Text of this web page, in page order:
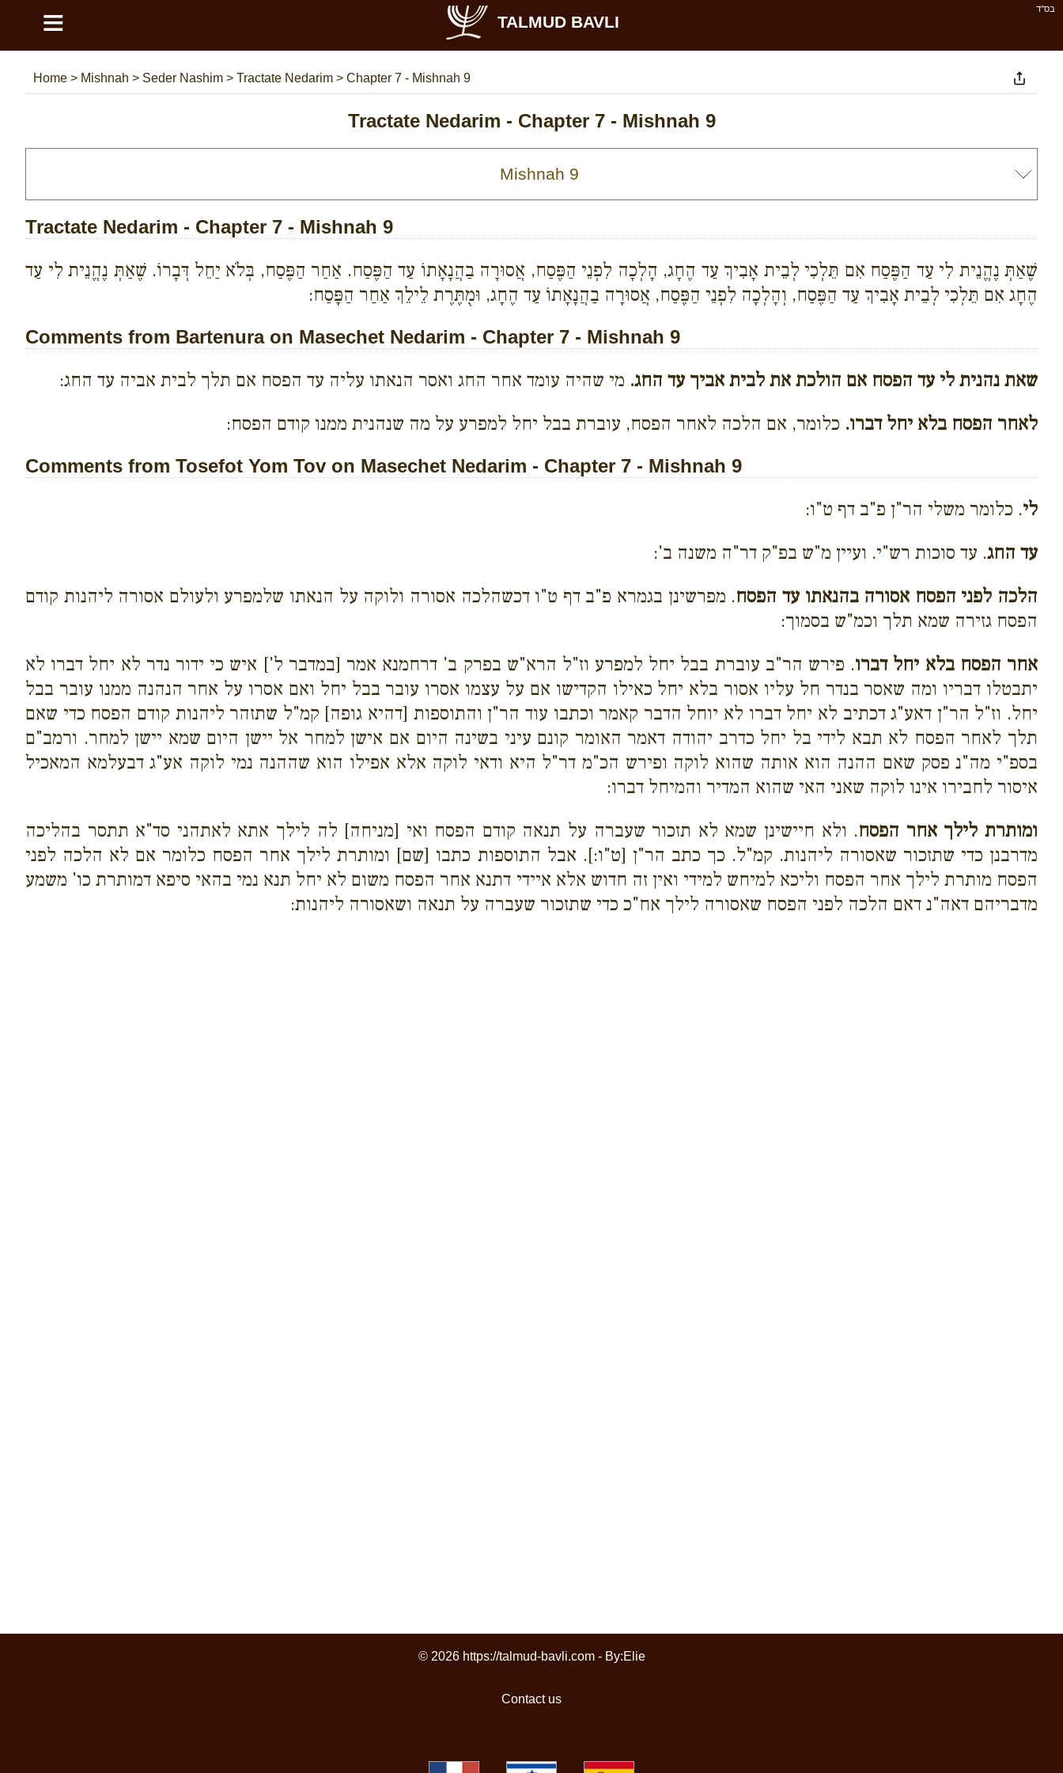
בס''ד ≡ TALMUD BAVLI
Home > Mishnah > Seder Nashim > Tractate Nedarim > Chapter 7 - Mishnah 9
Tractate Nedarim - Chapter 7 - Mishnah 9
Tractate Nedarim - Chapter 7 - Mishnah 9
שֶׁאַתְּ נֶהֱנֵית לִי עַד הַפֶּסַח אִם תֵּלְכִי לְבֵית אָבִיךְ עַד הֶחָג, הָלְכָה לִפְנֵי הַפֶּסַח, אֲסוּרָה בַהֲנָאָתוֹ עַד הַפֶּסַח. אַחַר הַפֶּסַח, בְּלֹא יַחֵל דְּבָרוֹ. שֶׁאַתְּ נֶהֱנֵית לִי עַד
הֶחָג אִם תֵּלְכִי לְבֵית אָבִיךְ עַד הַפֶּסַח, וְהָלְכָה לִפְנֵי הַפֶּסַח, אֲסוּרָה בַהֲנָאָתוֹ עַד הֶחָג, וּמֻתֶּרֶת לֵילֵךְ אַחַר הַפָּסַח:
Comments from Bartenura on Masechet Nedarim - Chapter 7 - Mishnah 9
שאת נהנית לי עד הפסח אם הולכת את לבית אביך עד החג. מי שהיה עומד אחר החג ואסר הנאתו עליה עד הפסח אם תלך לבית אביה עד החג:
לאחר הפסח בלא יחל דברו. כלומר, אם הלכה לאחר הפסח, עוברת בבל יחל למפרע על מה שנהנית ממנו קודם הפסח:
Comments from Tosefot Yom Tov on Masechet Nedarim - Chapter 7 - Mishnah 9
לי. כלומר משלי הר"ן פ"ב דף ט"ו:
עד החג. עד סוכות רש"י. ועיין מ"ש בפ"ק דר"ה משנה ב':
הלכה לפני הפסח אסורה בהנאתו עד הפסח. מפרשינן בגמרא פ"ב דף ט"ו דכשהלכה אסורה ולוקה על הנאתו שלמפרע ולעולם אסורה ליהנות קודם
הפסח גזירה שמא תלך וכמ"ש בסמוך:
אחר הפסח בלא יחל דברו. פירש הר"ב עוברת בבל יחל למפרע וז"ל הרא"ש בפרק ב' דרחמנא אמר [במדבר ל'] איש כי ידור נדר לא יחל דברו לא
יתבטלו דבריו ומה שאסר בנדר חל עליו אסור בלא יחל כאילו הקדישו אם על עצמו אסרו עובר בבל יחל ואם אסרו על אחר הנהנה ממנו עובר בבל
יחל. וז"ל הר"ן דאע"ג דכתיב לא יחל דברו לא יוחל הדבר קאמר וכתבו עוד הר"ן והתוספות [דהיא גופה] קמ"ל שתזהר ליהנות קודם הפסח כדי שאם
תלך לאחר הפסח לא תבא לידי בל יחל כדרב יהודה דאמר האומר קונם עיני בשינה היום אם אישן למחר אל יישן היום שמא יישן למחר. ורמב"ם
בספ"י מה"נ פסק שאם ההנה הוא אותה שהוא לוקה ופירש הכ"מ דר"ל היא ודאי לוקה אלא אפילו הוא שההנה נמי לוקה אע"ג דבעלמא המאכיל
איסור לחבירו אינו לוקה שאני האי שהוא המדיר והמיחל דברו:
ומותרת לילך אחר הפסח. ולא חיישינן שמא לא תזכור שעברה על תנאה קודם הפסח ואי [מניחה] לה לילך אתא לאתהני סד"א תתסר בהליכה
מדרבנן כדי שתזכור שאסורה ליהנות. קמ"ל. כך כתב הר"ן [ט"ו:]. אבל התוספות כתבו [שם] ומותרת לילך אחר הפסח כלומר אם לא הלכה לפני
הפסח מותרת לילך אחר הפסח וליכא למיחש למידי ואין זה חדוש אלא איידי דתנא אחר הפסח משום לא יחל תנא נמי בהאי סיפא דמותרת כו' משמע
מדבריהם דאה"נ דאם הלכה לפני הפסח שאסורה לילך אח"כ כדי שתזכור שעברה על תנאה ושאסורה ליהנות:
© 2026 https://talmud-bavli.com - By:Elie
Contact us